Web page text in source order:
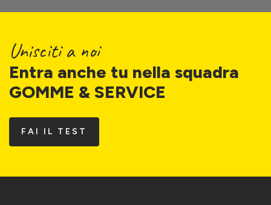
Unisciti a noi
Entra anche tu nella squadra
GOMME & SERVICE
FAI IL TEST